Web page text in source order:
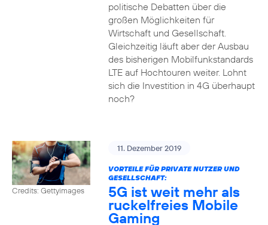
politische Debatten über die
großen Möglichkeiten für
Wirtschaft und Gesellschaft.
Gleichzeitig läuft aber der Ausbau
des bisherigen Mobilfunkstandards
LTE auf Hochtouren weiter. Lohnt
sich die Investition in 4G überhaupt
noch?
Credits: Gettyimages
11. Dezember 2019
VORTEILE FÜR PRIVATE NUTZER UND
GESELLSCHAFT:
5G ist weit mehr als
ruckelfreies Mobile
Gaming